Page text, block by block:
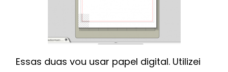
Essas duas vou usar papel digital. Utilizei